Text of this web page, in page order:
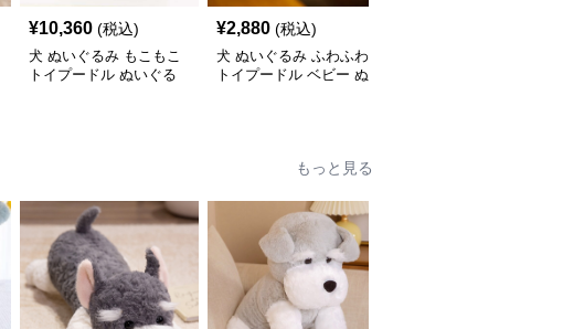
¥10,360 (税込)
犬 ぬいぐるみ もこもこ
トイプードル ぬいぐる
¥2,880 (税込)
犬 ぬいぐるみ ふわふわ
トイプードル ベビー ぬ
もっと見る